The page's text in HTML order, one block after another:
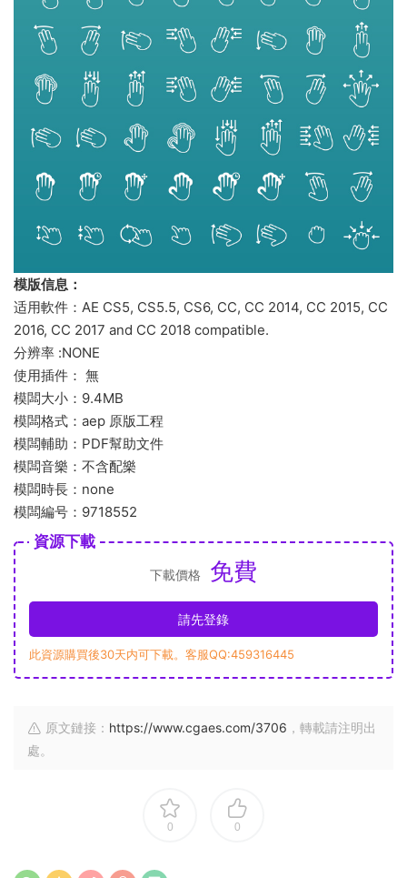
模版信息：
适用軟件：AE CS5, CS5.5, CS6, CC, CC 2014, CC 2015, CC
2016, CC 2017 and CC 2018 compatible.
分辨率 :NONE
使用插件： 無
模闆大小：9.4MB
模闆格式：aep 原版工程
模闆輔助：PDF幫助文件
模闆音樂：不含配樂
模闆時長：none
模闆編号：9718552
資源下載
下載價格 免費
請先登錄
此資源購買後30天内可下載。客服QQ:459316445
原文鏈接： https://www.cgaes.com/3706 ，轉載請注明出
處。
0 0